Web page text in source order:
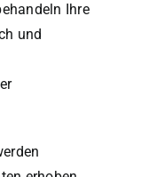
Ihre
und